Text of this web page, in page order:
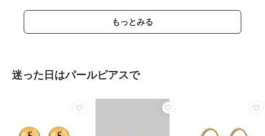
もっとみる
迷った日はパールピアスで